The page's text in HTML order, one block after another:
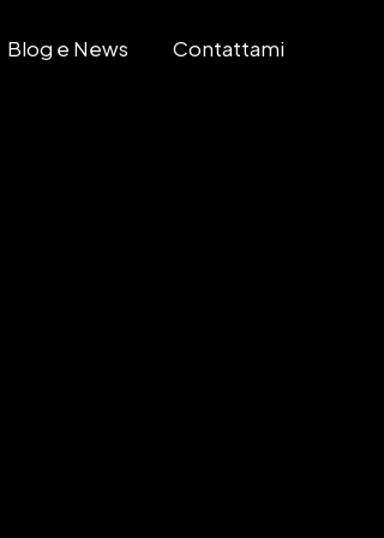
Blog e News Contattami